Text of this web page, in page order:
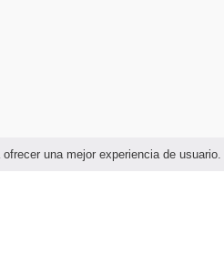
una mejor experiencia de